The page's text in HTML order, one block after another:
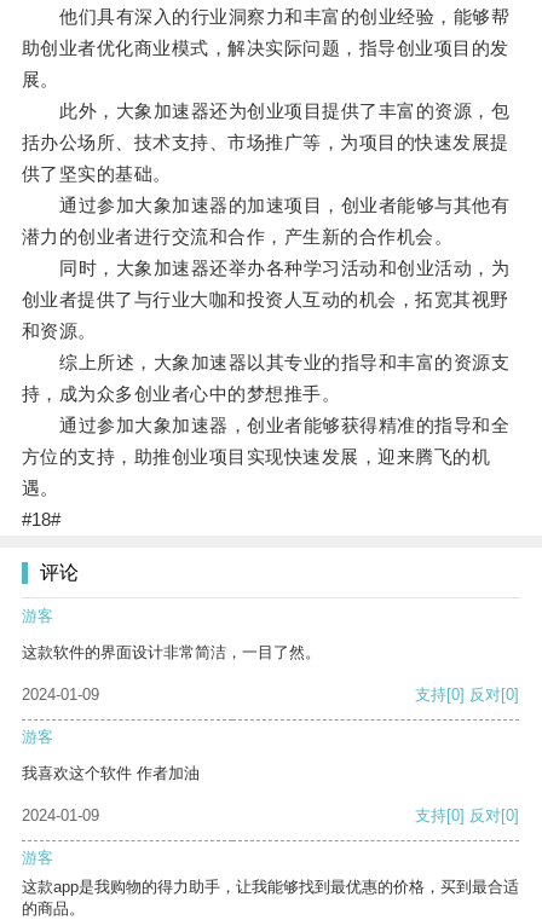
他们具有深入的行业洞察力和丰富的创业经验，能够帮
助创业者优化商业模式，解决实际问题，指导创业项目的发
展。
此外，大象加速器还为创业项目提供了丰富的资源，包
括办公场所、技术支持、市场推广等，为项目的快速发展提
供了坚实的基础。
通过参加大象加速器的加速项目，创业者能够与其他有
潜力的创业者进行交流和合作，产生新的合作机会。
同时，大象加速器还举办各种学习活动和创业活动，为
创业者提供了与行业大咖和投资人互动的机会，拓宽其视野
和资源。
综上所述，大象加速器以其专业的指导和丰富的资源支
持，成为众多创业者心中的梦想推手。
通过参加大象加速器，创业者能够获得精准的指导和全
方位的支持，助推创业项目实现快速发展，迎来腾飞的机
遇。
#18#
评论
游客
这款软件的界面设计非常简洁，一目了然。
2024-01-09 支持[0] 反对[0]
游客
我喜欢这个软件 作者加油
2024-01-09 支持[0] 反对[0]
游客
这款app是我购物的得力助手，让我能够找到最优惠的价格，买到最合适
的商品。